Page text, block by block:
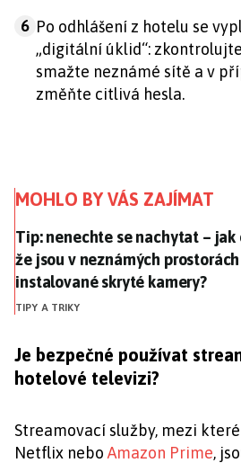
6 Po odhlášení z hotelu se
„digitální úklid“:
smažte neznámé sítě a v
změňte citlivá hesla.
MOHLO BY VÁS ZAJÍMAT
Tip: nenechte se nachytat –
Tip: nenechte se nachytat –
že jsou v neznámých prostorách
instalované skryté kamery?
TIPY A TRIKY
Je bezpečné používat
hotelové televizi?
Streamovací služby, mezi
Netflix nebo Amazon Prime,